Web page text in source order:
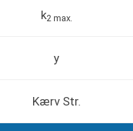
k2 max.
y
Kærv Str.